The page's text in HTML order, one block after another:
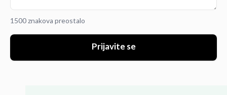
1500 znakova preostalo
Prijavite se